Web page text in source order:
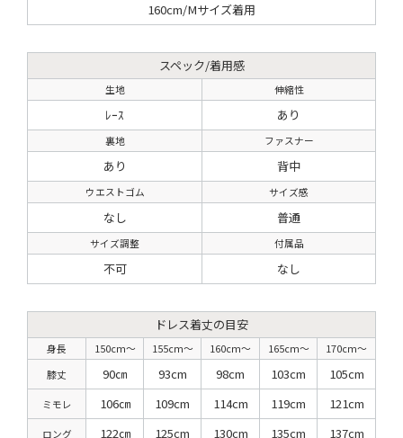
160cm/Mサイズ着用
スペック/着用感
生地 伸縮性
ﾚｰｽ あり
裏地 ファスナー
あり 背中
ウエストゴム サイズ感
なし 普通
サイズ調整 付属品
不可 なし
ドレス着丈の目安
身長 150cm〜 155cm〜 160cm〜 165cm〜
170cm〜
膝丈
90㎝ 93cm 98cm 103cm 105cm
ミモレ 106㎝ 109cm 114cm 119cm 121cm
ロング 122㎝ 125cm 130cm 135cm 137cm